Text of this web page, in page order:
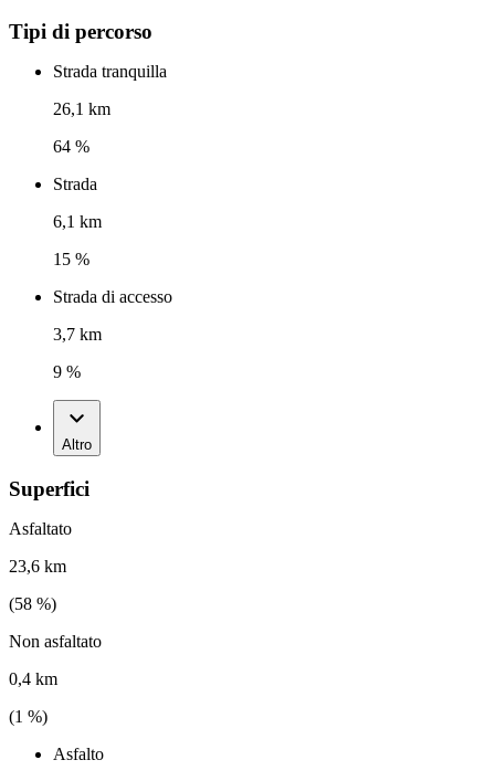
Tipi di percorso
Strada tranquilla
26,1 km
64 %
Strada
6,1 km
15 %
Strada di accesso
3,7 km
9 %
Altro
Superfici
Asfaltato
23,6 km
(58 %)
Non asfaltato
0,4 km
(1 %)
Asfalto